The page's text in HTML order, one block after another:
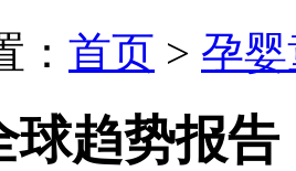
： 首页 > 孕
球趋势报